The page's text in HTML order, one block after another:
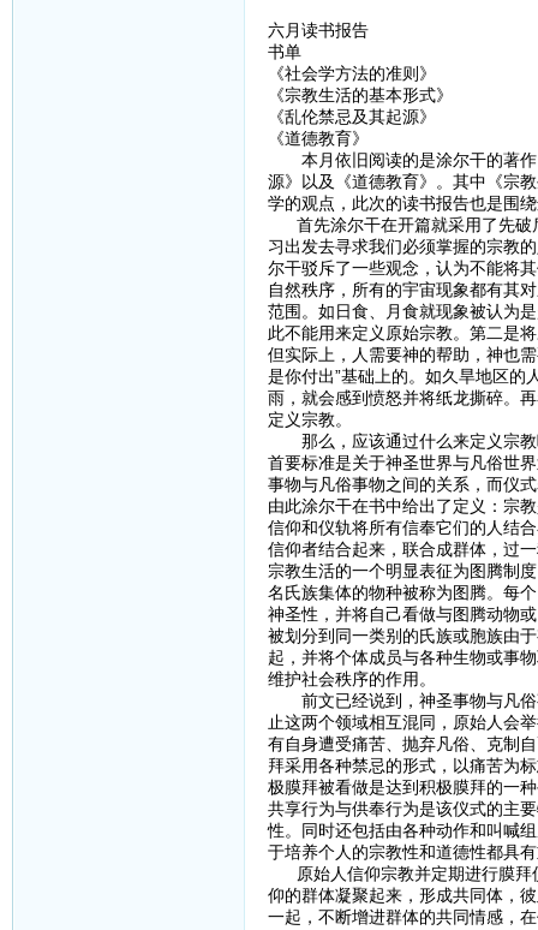
六月读书报告
书单
《社会学方法的准则》
《宗教生活的基本形式》
《乱伦禁忌及其起源》
《道德教育》
本月依旧阅读的是涂尔干的著作
源》以及《道德教育》。其中《宗
学的观点，此次的读书报告也是围
首先涂尔干在开篇就采用了先破
习出发去寻求我们必须掌握的宗教
尔干驳斥了一些观念，认为不能将
自然秩序，所有的宇宙现象都有其
范围。如日食、月食就现象被认为
此不能用来定义原始宗教。第二是
但实际上，人需要神的帮助，神也
是你付出”基础上的。如久旱地区的
雨，就会感到愤怒并将纸龙撕碎。
定义宗教。
那么，应该通过什么来定义宗教
首要标准是关于神圣世界与凡俗世
事物与凡俗事物之间的关系，而仪
由此涂尔干在书中给出了定义：宗
信仰和仪轨将所有信奉它们的人结
信仰者结合起来，联合成群体，过
宗教生活的一个明显表征为图腾制
名氏族集体的物种被称为图腾。每
神圣性，并将自己看做与图腾动物
被划分到同一类别的氏族或胞族由
起，并将个体成员与各种生物或事
维护社会秩序的作用。
前文已经说到，神圣事物与凡俗
止这两个领域相互混同，原始人会
有自身遭受痛苦、抛弃凡俗、克制
拜采用各种禁忌的形式，以痛苦为
极膜拜被看做是达到积极膜拜的一
共享行为与供奉行为是该仪式的主
性。同时还包括由各种动作和叫喊
于培养个人的宗教性和道德性都具
原始人信仰宗教并定期进行膜拜
仰的群体凝聚起来，形成共同体，
一起，不断增进群体的共同情感，